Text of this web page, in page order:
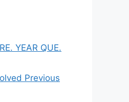
YEAR QUE.
Previous